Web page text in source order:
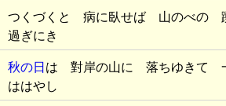
つくづくと 病に臥せば 山のべの
過ぎにき
秋の日 は 對岸の山に 落ちゆきて
ははやし